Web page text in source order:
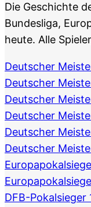
Die Geschichte
Bundesliga,
heute. Alle
Deutscher
Deutscher
Deutscher
Deutscher
Deutscher
Deutscher
DFB-Pokalsieger